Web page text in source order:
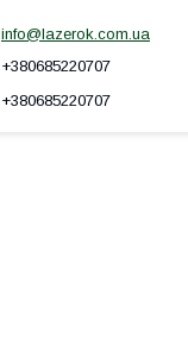
info@lazerok.com.ua
+380685220707
+380685220707